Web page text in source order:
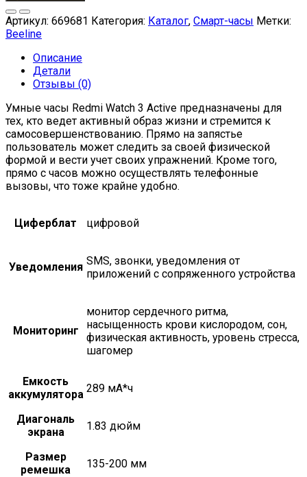
Артикул: 669681 Категория: Каталог, Смарт-часы Метки:
Beeline
Описание
Детали
Отзывы (0)
Умные часы Redmi Watch 3 Active предназначены для
тех, кто ведет активный образ жизни и стремится к
самосовершенствованию. Прямо на запястье
пользователь может следить за своей физической
формой и вести учет своих упражнений. Кроме того,
прямо с часов можно осуществлять телефонные
вызовы, что тоже крайне удобно.
Циферблат цифровой
Уведомления SMS, звонки, уведомления от
приложений с сопряженного устройства
Мониторинг
монитор сердечного ритма,
насыщенность крови кислородом, сон,
физическая активность, уровень стресса,
шагомер
Емкость
аккумулятора 289 мА*ч
Диагональ
экрана
1.83 дюйм
Размер
ремешка
135-200 мм